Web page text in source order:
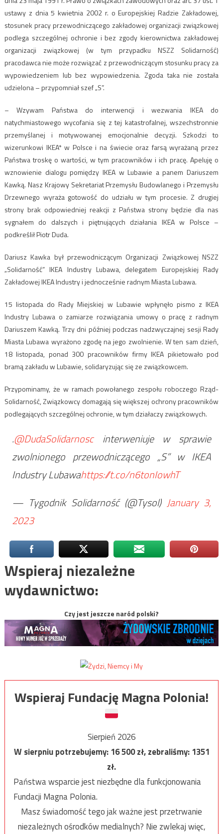
ustawy z dnia 5 kwietnia 2002 r. o Europejskiej Radzie Zakładowej,
stosunek pracy przewodniczącego zakładowej organizacji związkowej
podlega szczególnej ochronie i bez zgody kierownictwa zakładowej
organizacji związkowej (w tym przypadku NSZZ Solidarność)
pracodawca nie może rozwiązać z przewodniczącym stosunku pracy za
wypowiedzeniem lub bez wypowiedzenia. Zgoda taka nie została
udzielona – przypomniał szef „S”.
– Wzywam Państwa do interwencji i wezwania IKEA do
natychmiastowego wycofania się z tej katastrofalnej, wszechstronnie
przemyślanej i motywowanej emocjonalnie decyzji. Szkodzi to
wizerunkowi IKEA* w Polsce i na świecie oraz farsą wyrażaną przez
Państwa troskę o wartości, w tym pracowników i ich pracę. Apeluję o
wznowienie dialogu pomiędzy IKEA w Lubawie a panem Dariuszem
Kawką. Nasz Krajowy Sekretariat Przemysłu Budowlanego i Przemysłu
Drzewnego wyraża gotowość do udziału w tym procesie. Z drugiej
strony brak odpowiedniej reakcji z Państwa strony będzie dla nas
sygnałem do dalszych i piętnujących działania IKEA w Polsce –
podkreślił Piotr Duda.
Dariusz Kawka był przewodniczącym Organizacji Związkowej NSZZ
„Solidarność” IKEA Industry Lubawa, delegatem Europejskiej Rady
Zakładowej IKEA Industry i jednocześnie radnym Miasta Lubawa.
15 listopada do Rady Miejskiej w Lubawie wpłynęło pismo z IKEA
Industry Lubawa o zamiarze rozwiązania umowy o pracę z radnym
Dariuszem Kawką. Trzy dni później podczas nadzwyczajnej sesji Rady
Miasta Lubawa wyrażono zgodę na jego zwolnienie. W ten sam dzień,
18 listopada, ponad 300 pracowników firmy IKEA pikietowało pod
bramą zakładu w Lubawie, solidaryzując się ze związkowcem.
Przypominamy, że w ramach powołanego zespołu roboczego Rząd-
Solidarność, Związkowcy domagają się większej ochrony pracowników
podlegających szczególnej ochronie, w tym działaczy związkowych.
.@DudaSolidarnoscinterweniuje w sprawie
zwolnionego przewodniczącego „S” w IKEA
Industry Lubawahttps://t.co/n6tonIowhT
— Tygodnik Solidarność (@Tysol) January 3,
2023
Wspieraj niezależne
wydawnictwo:
Czy jest jeszcze naród polski?
Wspieraj Fundację Magna Polonia!
Sierpień 2026
W sierpniu potrzebujemy:16 500zł, zebraliśmy:1351
zł.
Państwa wsparcie jest niezbędne dla funkcjonowania
Fundacji Magna Polonia.
Masz świadomość tego jak ważne jest przetrwanie
niezależnych ośrodków medialnych? Nie zwlekaj więc,